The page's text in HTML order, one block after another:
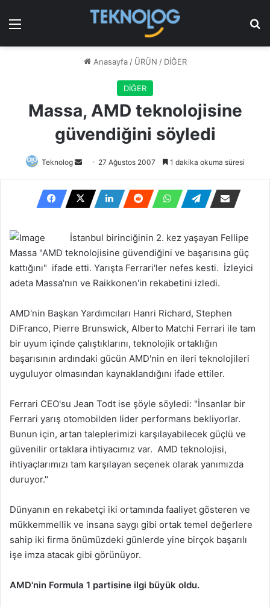
Menü
Anasayfa / ÜRÜN / DİĞER
DİĞER
Massa, AMD teknolojisine
güvendiğini söyledi
Teknolog
Bir
posta
göndermek
27 Ağustos 2007 1 dakika okuma süresi
İstanbul birinciğinin 2. kez yaşayan Fellipe
Massa "AMD teknolojisine güvendiğini ve başarısına güç
kattığını" ifade etti. Yarışta Ferrari'ler nefes kesti. İzleyici
adeta Massa'nın ve Raikkonen'in rekabetini izledi.
AMD'nin Başkan Yardımcıları Hanri Richard, Stephen
DiFranco, Pierre Brunswick, Alberto Matchi Ferrari ile tam
bir uyum içinde çalıştıklarını, teknolojik ortaklığın
başarısının ardındaki gücün AMD'nin en ileri teknolojileri
uyguluyor olmasından kaynaklandığını ifade ettiler.
Ferrari CEO'su Jean Todt ise şöyle söyledi: "İnsanlar bir
Ferrari yarış otomobilden lider performans bekliyorlar.
Bunun için, artan taleplerimizi karşılayabilecek güçlü ve
güvenilir ortaklara ihtiyacımız var. AMD teknolojisi,
ihtiyaçlarımızı tam karşılayan seçenek olarak yanımızda
duruyor."
Dünyanın en rekabetçi iki ortamında faaliyet gösteren ve
mükkemmellik ve insana saygı gibi ortak temel değerlere
sahip iki firma önümüzdeki günlerde yine birçok başarılı
işe imza atacak gibi görünüyor.
AMD'nin Formula 1 partisine ilgi büyük oldu.